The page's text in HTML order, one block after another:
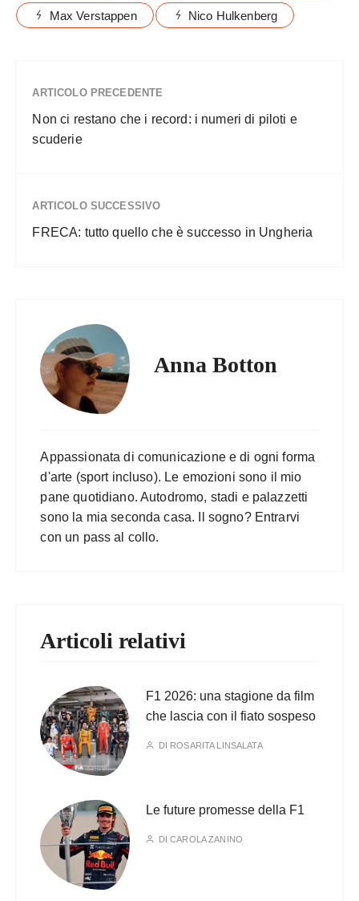
Max Verstappen Nico Hulkenberg
ARTICOLO PRECEDENTE
Non ci restano che i record: i numeri di piloti e
scuderie
ARTICOLO SUCCESSIVO
FRECA: tutto quello che è successo in Ungheria
Anna Botton
Appassionata di comunicazione e di ogni forma
d'arte (sport incluso). Le emozioni sono il mio
pane quotidiano. Autodromo, stadi e palazzetti
sono la mia seconda casa. Il sogno? Entrarvi
con un pass al collo.
Articoli relativi
F1 2026: una stagione da film
che lascia con il fiato sospeso
DI ROSARITA LINSALATA
Le future promesse della F1
DICAROLA ZANINO